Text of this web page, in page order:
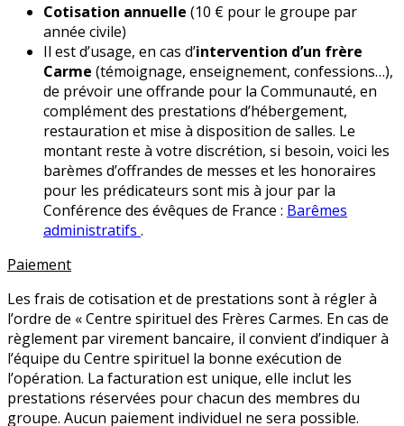
Cotisation annuelle (10 € pour le groupe par
année civile)
Il est d’usage, en cas d’intervention d’un frère
Carme (témoignage, enseignement, confessions…),
de prévoir une offrande pour la Communauté, en
complément des prestations d’hébergement,
restauration et mise à disposition de salles. Le
montant reste à votre discrétion, si besoin, voici les
barèmes d’offrandes de messes et les honoraires
pour les prédicateurs sont mis à jour par la
Conférence des évêques de France : Barêmes
administratifs .
Paiement
Les frais de cotisation et de prestations sont à régler à
l’ordre de « Centre spirituel des Frères Carmes. En cas de
règlement par virement bancaire, il convient d’indiquer à
l’équipe du Centre spirituel la bonne exécution de
l’opération. La facturation est unique, elle inclut les
prestations réservées pour chacun des membres du
groupe. Aucun paiement individuel ne sera possible.